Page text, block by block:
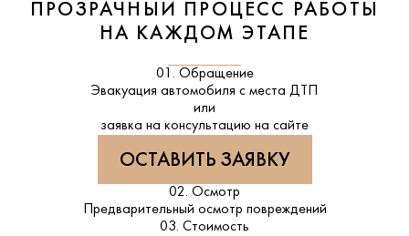
ПРОЗРАЧНЫЙ ПРОЦЕСС РАБОТЫ
НА КАЖДОМ ЭТАПЕ
01. Обращение
Эвакуация автомобиля с места ДТП
или
заявка на консультацию на сайте
ОСТАВИТЬ ЗАЯВКУ
02. Осмотр
Предварительный осмотр повреждений
03. Стоимость